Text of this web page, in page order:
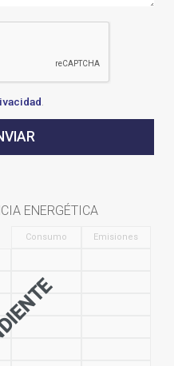
ENERGÉTICA
Consumo Emisiones